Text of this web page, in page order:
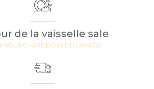
de la vaisselle sale
NOUS CHARGEONS DU LAVAGE